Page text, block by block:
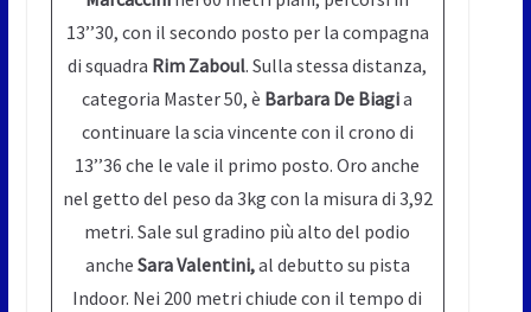
13’’30, con il secondo posto per la compagna
di squadra Rim Zaboul. Sulla stessa distanza,
categoria Master 50, è Barbara De Biagia
continuare la scia vincente con il crono di
13’’36 che le vale il primo posto. Oro anche
nel getto del peso da 3kg con la misura di 3,92
metri. Sale sul gradino più alto del podio
anche Sara Valentini,al debutto su pista
Indoor. Nei 200 metri chiude con il tempo di